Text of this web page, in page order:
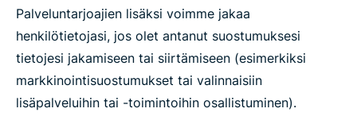
Palveluntarjoajien lisäksi voimme jakaa
henkilötietojasi, jos olet antanut suostumuksesi
tietojesi jakamiseen tai siirtämiseen (esimerkiksi
markkinointisuostumukset tai valinnaisiin
lisäpalveluihin tai -toimintoihin osallistuminen).